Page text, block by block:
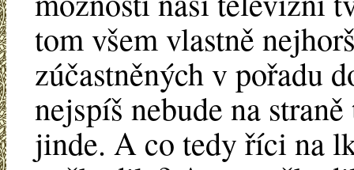
tom všem vlastně
zúčastněných v pořadu
nejspíš nebude na
jinde. A co tedy říci na